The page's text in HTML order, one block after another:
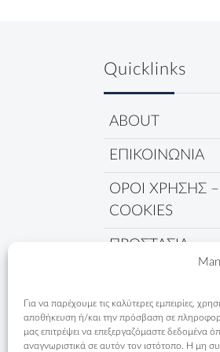
Για να παρέχουμε τις καλύτερες εμπειρίες,
αποθήκευση ή/και την πρόσβαση σε
μας επιτρέψει να επεξεργαζόμαστε δεδομένα
αναγνωριστικά σε αυτόν τον ιστότοπο. Η μη
Quicklinks
ABOUT
ΕΠΙΚΟΙΝΩΝΙΑ
ΟΡΟΙ ΧΡΗΣΗΣ –
COOKIES
ΠΡΟΣΤΑΣΙΑ
ΔΕΔΟΜΕΝΩΝ
ΠΟΛΙΤΙΚΗ